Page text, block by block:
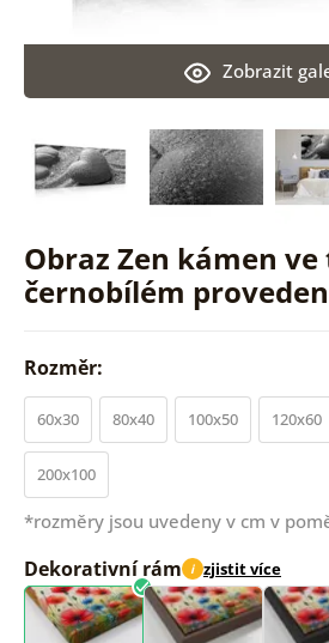
Obraz Zen kámen
černobílém
Zobrazit
Rozměr:
60x30 80x40 100x50 120x60
200x100
*rozměry jsou uvedeny v cm v
Dekorativní rám i zjistit více